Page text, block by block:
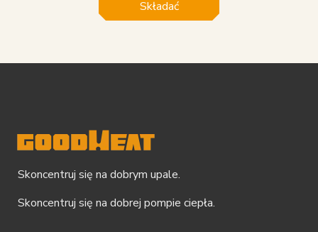
Składać
Skoncentruj się na dobrym upale.
Skoncentruj się na dobrej pompie ciepła.